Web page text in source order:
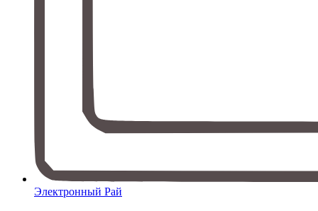
Электронный Рай